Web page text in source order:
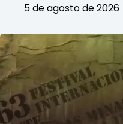
5 de agosto de 2026